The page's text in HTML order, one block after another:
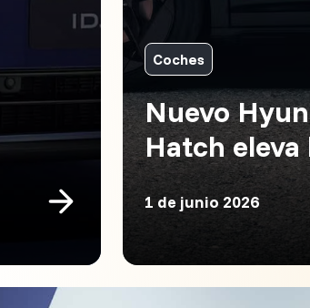
Coches
Nuevo
Hatch
1 de junio 2026